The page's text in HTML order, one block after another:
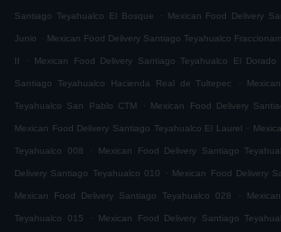
Santiago Teyahualco El Bosque . Mexican Food Delivery
Junio . Mexican Food Delivery Santiago Teyahualco
II . Mexican Food Delivery Santiago Teyahualco El Dorado
Santiago Teyahualco Hacienda Real de Tultepec .
Teyahualco San Pablo CTM . Mexican Food Delivery
Mexican Food Delivery Santiago Teyahualco El Laurel .
Teyahualco 008 . Mexican Food Delivery Santiago
Delivery Santiago Teyahualco 010 . Mexican Food Delivery
Mexican Food Delivery Santiago Teyahualco 028 .
Teyahualco 015 . Mexican Food Delivery Santiago